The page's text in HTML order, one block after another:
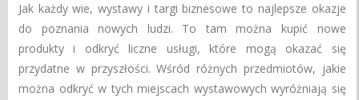
Jak każdy wie, wystawy i targi biznesowe to najlepsze okazje
do poznania nowych ludzi. To tam można kupić nowe
produkty i odkryć liczne usługi, które mogą okazać się
przydatne w przyszłości. Wśród różnych przedmiotów, jakie
można odkryć w tych miejscach wystawowych wyróżniają się